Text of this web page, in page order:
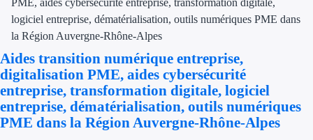
Économies
Aides RSE
Étapes de vie
PME, aides cybersécurité entreprise, transformation digitale,
logiciel entreprise, dématérialisation, outils numériques PME dans
la Région Auvergne-Rhône-Alpes
Aides transition numérique entreprise,
digitalisation PME, aides cybersécurité
entreprise, transformation digitale, logiciel
entreprise, dématérialisation, outils numériques
PME dans la Région Auvergne-Rhône-Alpes